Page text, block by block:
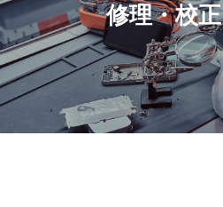
修理・校